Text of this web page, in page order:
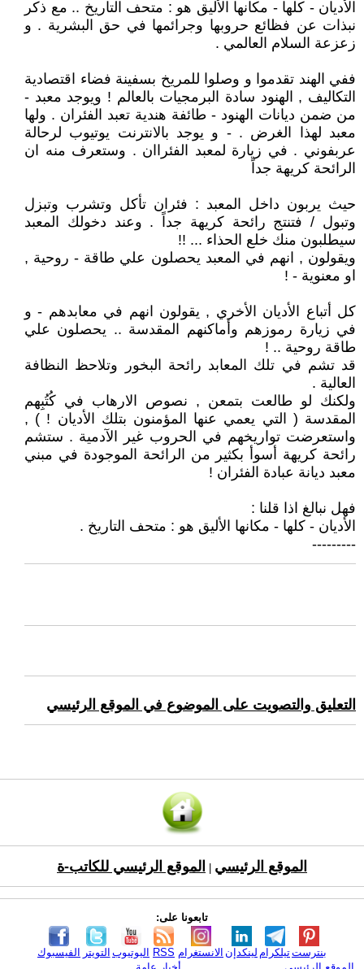
الأديان - كلها - مكانها الأليق هو : متحف التاريخ .. مع ذكر
نبذات عن فظائع حروبها وجرائمها في حق البشرية . و
زعزعة السلام العالمي .
ففي الهند تقدموا و وصلوا للمريخ بسفينة فضاء اقتصادية
التكاليف , الهنود سادة البرمجيات بالعالم ! ويوجد معبد -
من ضمن ديانات الهنود - طائفة هندية تعبد الفئران . ولها
معبد لهذا الغرض . - و يوجد بالانترنت يوتيوب لرحالة
عربفوني . في زيارة لمعبد الفئراان . وستعرف منه ان
الرائحة كريهة جداً
حيث يربون داخل المعبد : فئران تأكل وتشرب وتبزل
وتبول / فتنتج رائحة كريهة جداً . وعند دخولك المعبد
سيطلبون منك خلع الحذاء ... !!
ويقولون , انهم في المعبد يحصلون علي طاقة - روحية ,
او معنوية - !
كل أتباع الأديان الأخري , يقولون انهم في معابدهم - و
في زيارة رموزهم وأماكنهم المقدسة .. يحصلون علي
طاقة روحية .. !
قد تشم في تلك المعابد رائحة البخور وتلاحظ النظافة
العالية .
ولكنك لو طالعت بتمعن , نصوص الارهاب في كُتُبِهم
المقدسة ( التي يعمي عنها المؤمنون بتلك الأديان ! ) ,
واستعرضت تواريخهم في الحروب غير الآدمية . ستشم
رائحة كريهة أسوأ بكثير من الرائحة الموجودة في مبني
معبد ديانة عبادة الفئران !
فهل نبالغ اذا قلنا :
الأديان - كلها - مكانها الأليق هو : متحف التاريخ .
---------
التعليق والتصويت على الموضوع في الموقع الرئيسي
الموقع الرئيسي الموقع الرئيسي للكاتب-ة
تابعونا على:
الفيسبوك التويتر اليوتيوب RSS الانستغرام لينكدإن تيلكرامبنترست